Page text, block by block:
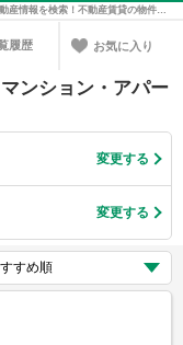
山口市（山口県）の賃貸マンション・賃貸アパート・賃貸住宅の不動産情報を検索！不動産賃貸の物件探しは、お部屋探しのエイブル
履歴 お気に入り
ンション・アパー
変更する
変更する